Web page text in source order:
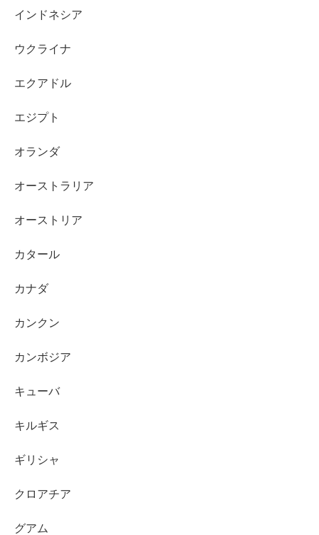
インドネシア
ウクライナ
エクアドル
エジプト
オランダ
オーストラリア
オーストリア
カタール
カナダ
カンクン
カンボジア
キューバ
キルギス
ギリシャ
クロアチア
グアム